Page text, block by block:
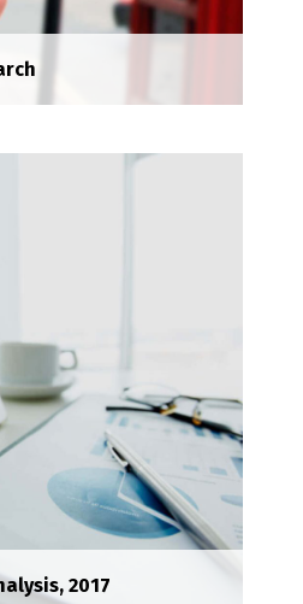
Training
eros finibus, finibus
faucibus orci luctus et
2017